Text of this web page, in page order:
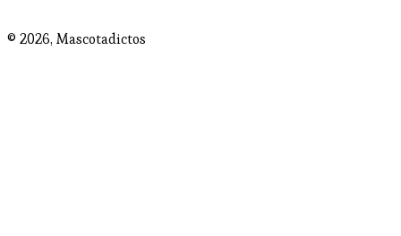
© 2026, Mascotadictos